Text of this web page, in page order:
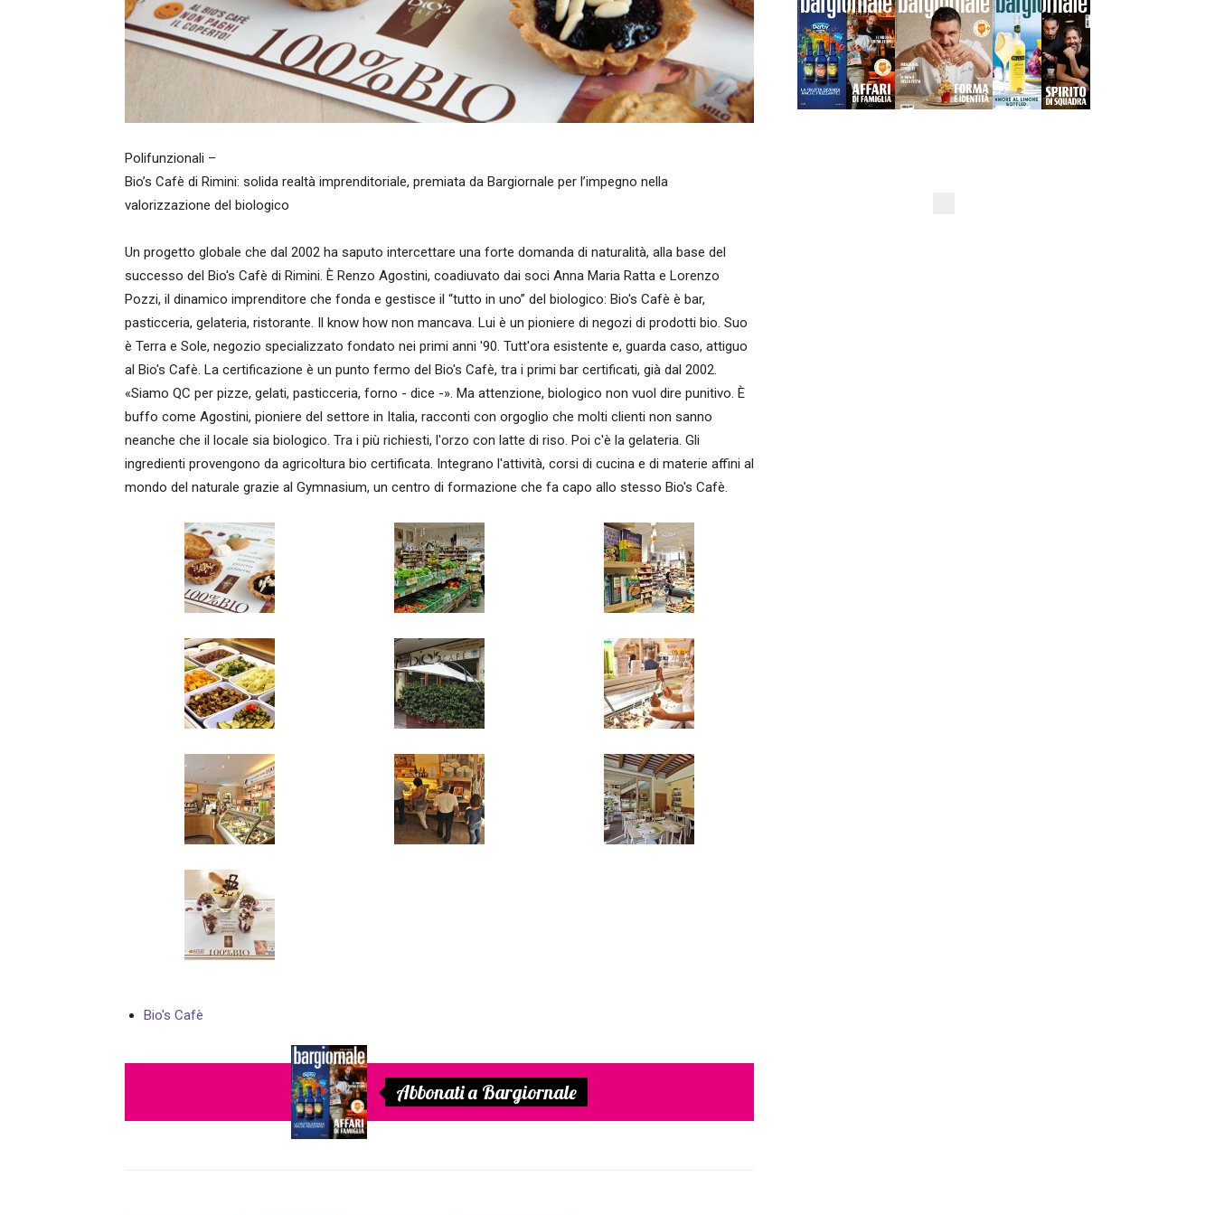
Polifunzionali –
Bio’s Cafè di Rimini: solida realtà imprenditoriale, premiata da Bargiornale per l’impegno nella
valorizzazione del biologico
Un progetto globale che dal 2002 ha saputo intercettare una forte domanda di naturalità, alla base del
successo del Bio's Cafè di Rimini. È Renzo Agostini, coadiuvato dai soci Anna Maria Ratta e Lorenzo
Pozzi, il dinamico imprenditore che fonda e gestisce il “tutto in uno” del biologico: Bio's Cafè è bar,
pasticceria, gelateria, ristorante. Il know how non mancava. Lui è un pioniere di negozi di prodotti bio. Suo
è Terra e Sole, negozio specializzato fondato nei primi anni '90. Tutt'ora esistente e, guarda caso, attiguo
al Bio's Cafè. La certificazione è un punto fermo del Bio's Cafè, tra i primi bar certificati, già dal 2002.
«Siamo QC per pizze, gelati, pasticceria, forno - dice -». Ma attenzione, biologico non vuol dire punitivo. È
buffo come Agostini, pioniere del settore in Italia, racconti con orgoglio che molti clienti non sanno
neanche che il locale sia biologico. Tra i più richiesti, l'orzo con latte di riso. Poi c'è la gelateria. Gli
ingredienti provengono da agricoltura bio certificata. Integrano l'attività, corsi di cucina e di materie affini al
mondo del naturale grazie al Gymnasium, un centro di formazione che fa capo allo stesso Bio's Cafè.
Bio's Cafè
Abbonati a Bargiornale